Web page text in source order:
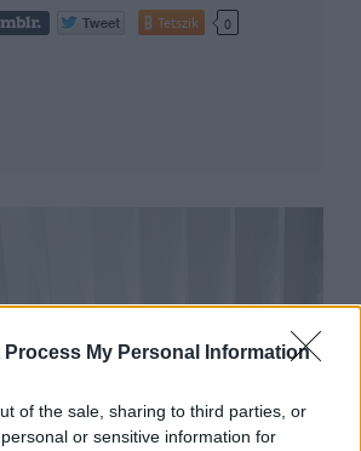
Process My Personal Information
of the sale, sharing to third parties, or
or sensitive information for
Tetszik 0